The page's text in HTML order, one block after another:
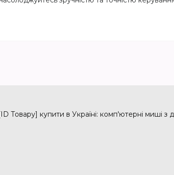
купити в Україні: комп'ютерні миші з